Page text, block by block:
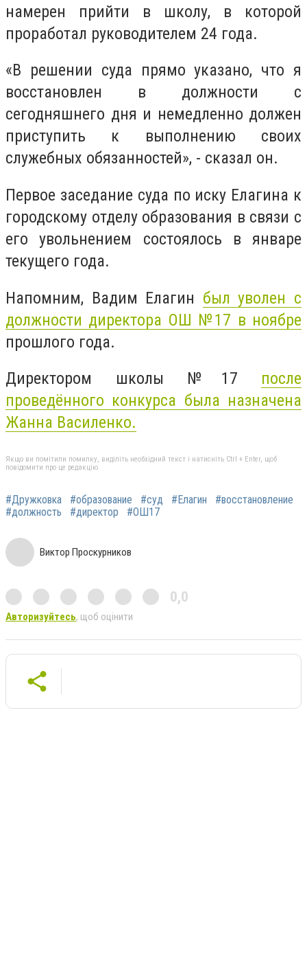
намерен прийти в школу, в которой
проработал руководителем 24 года.
«В решении суда прямо указано, что я
восстановлен в должности с
сегодняшнего дня и немедленно должен
приступить к выполнению своих
служебных обязанностей», - сказал он.
Первое заседание суда по иску Елагина к
городскому отделу образования в связи с
его увольнением состоялось в январе
текущего года.
Напомним, Вадим Елагин был уволен с
должности директора ОШ №17 в ноябре
прошлого года.
Директором школы №17 после
проведённого конкурса была назначена
Жанна Василенко.
Якщо ви помітили помилку, виділіть необхідний текст і натисніть Ctrl + Enter, щоб
повідомити про це редакцію
#Дружковка #образование #суд #Елагин
#восстановление
#должность
#директор #ОШ17
Виктор Проскурников
0,0
Авторизуйтесь, щоб оцінити